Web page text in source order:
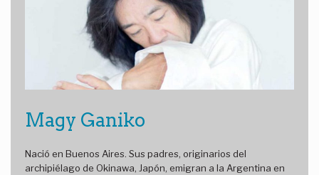
Magy Ganiko
Nació en Buenos Aires. Sus padres, originarios del
archipiélago de Okinawa, Japón, emigran a la Argentina en